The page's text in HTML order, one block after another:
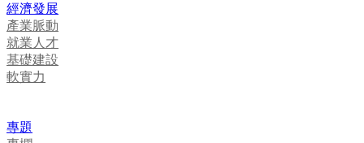
經濟發展
產業脈動
就業人才
基礎建設
軟實力
專題